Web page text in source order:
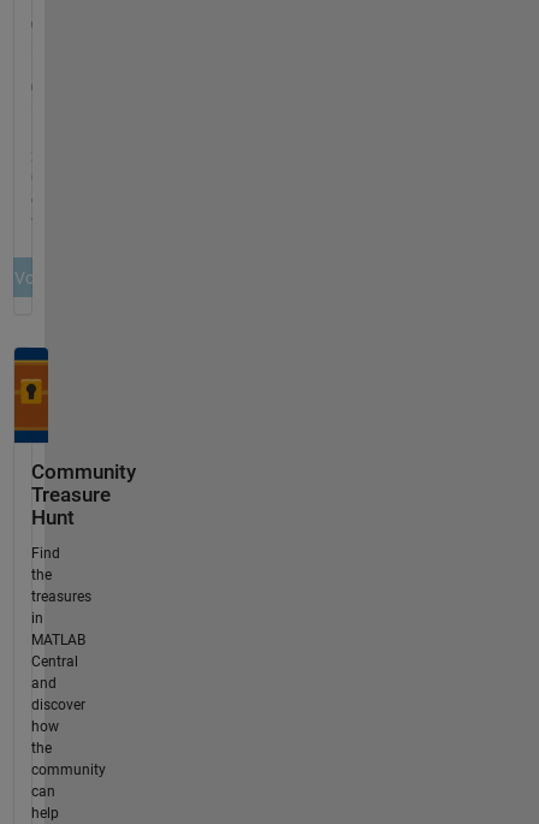
Community
Treasure
Hunt
Find
the
treasures
in
MATLAB
Central
and
discover
how
the
community
can
help